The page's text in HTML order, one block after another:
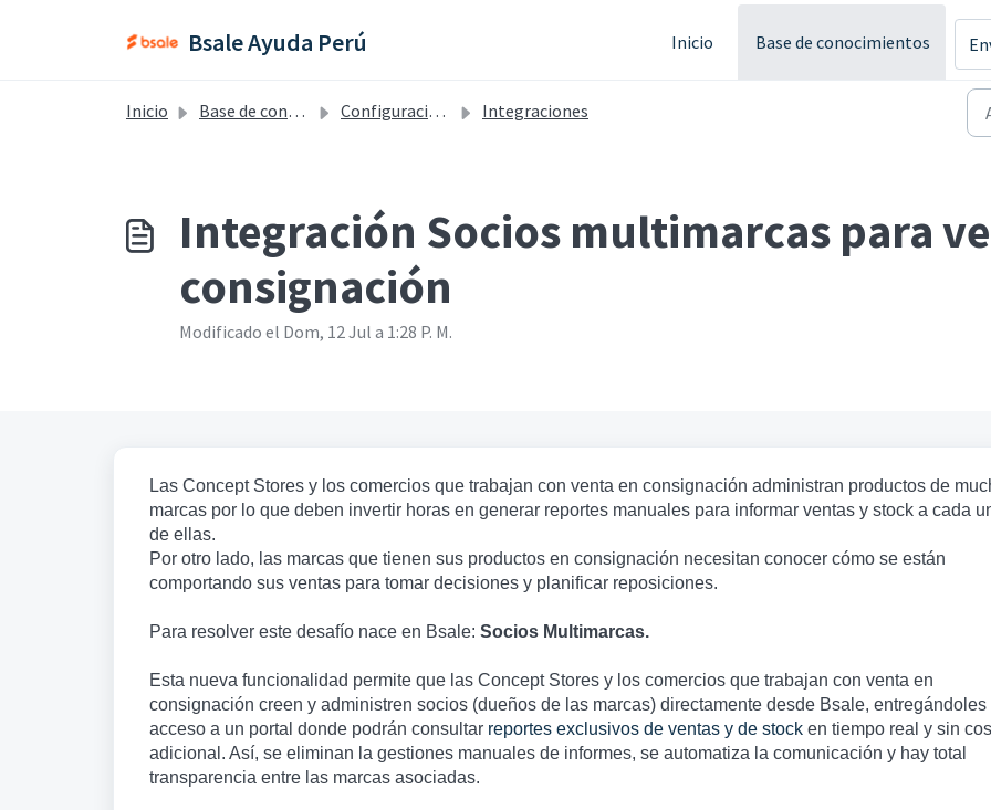
Bsale Ayuda Perú Inicio Base de conocimientos
Inicio Base de conocimientos Configuraciones - Perú Integraciones
Integración Socios multimarcas para
consignación
Modificado el Dom, 12 Jul a 1:28 P. M.
Las Concept Stores y los comercios que trabajan con venta en consignación administran productos de
marcas por lo que deben invertir horas en generar reportes manuales para informar ventas y stock a cada
de ellas.
Por otro lado, las marcas que tienen sus productos en consignación necesitan conocer cómo se están
comportando sus ventas para tomar decisiones y planificar reposiciones.
Para resolver este desafío nace en Bsale: Socios Multimarcas.
Esta nueva funcionalidad permite que las Concept Stores y los comercios que trabajan con venta en
consignación creen y administren socios (dueños de las marcas) directamente desde Bsale, entregándoles
acceso a un portal donde podrán consultar reportes exclusivos de ventas y de stock en tiempo real y sin
adicional. Así, se eliminan la gestiones manuales de informes, se automatiza la comunicación y hay total
transparencia entre las marcas asociadas.